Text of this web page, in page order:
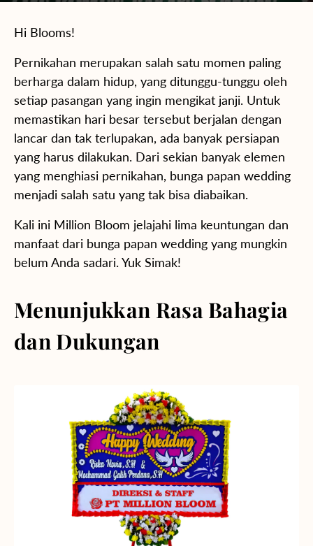
Hi Blooms!
Pernikahan merupakan salah satu momen paling
berharga dalam hidup, yang ditunggu-tunggu oleh
setiap pasangan yang ingin mengikat janji. Untuk
memastikan hari besar tersebut berjalan dengan
lancar dan tak terlupakan, ada banyak persiapan
yang harus dilakukan. Dari sekian banyak elemen
yang menghiasi pernikahan, bunga papan wedding
menjadi salah satu yang tak bisa diabaikan.
Kali ini Million Bloom jelajahi lima keuntungan dan
manfaat dari bunga papan wedding yang mungkin
belum Anda sadari. Yuk Simak!
Menunjukkan Rasa Bahagia
dan Dukungan